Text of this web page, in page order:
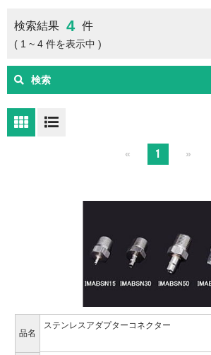
検索結果 4 件
( 1 ~ 4 件を表示中 )
検索
« 1 »
品名
ステンレスアダプターコネクター